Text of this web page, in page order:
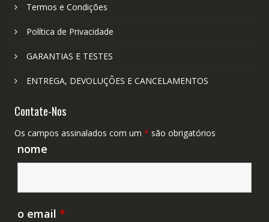
Termos e Condições
Política de Privacidade
GARANTIAS E TESTES
ENTREGA, DEVOLUÇÕES E CANCELAMENTOS
Contate-Nos
Os campos assinalados com um * são obrigatórios
nome
o email *